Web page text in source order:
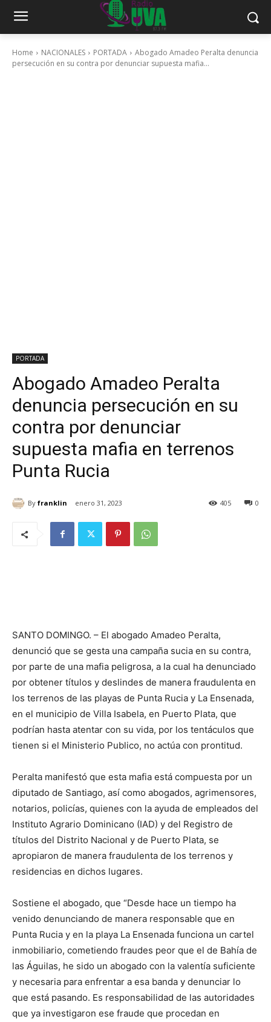
Home NACIONALES PORTADA
Abogado Amadeo Peralta denuncia
persecución en su contra por denunciar supuesta mafia...
PORTADA
Abogado Amadeo Peralta
denuncia persecución en su
contra por denunciar
supuesta mafia en terrenos
Punta Rucia
By franklin enero 31, 2023 0
405
SANTO DOMINGO. – El abogado Amadeo Peralta,
denunció que se gesta una campaña sucia en su contra,
por parte de una mafia peligrosa, a la cual ha denunciado
por obtener títulos y deslindes de manera fraudulenta en
los terrenos de las playas de Punta Rucia y La Ensenada,
en el municipio de Villa Isabela, en Puerto Plata, que
podrían hasta atentar con su vida, por los tentáculos que
tienen si el Ministerio Publico, no actúa con prontitud.
Peralta manifestó que esta mafia está compuesta por un
diputado de Santiago, así como abogados, agrimensores,
notarios, policías, quienes con la ayuda de empleados del
Instituto Agrario Dominicano (IAD) y del Registro de
títulos del Distrito Nacional y de Puerto Plata, se
apropiaron de manera fraudulenta de los terrenos y
residencias en dichos lugares.
Sostiene el abogado, que “Desde hace un tiempo ha
venido denunciando de manera responsable que en
Punta Rucia y en la playa La Ensenada funciona un cartel
inmobiliario, cometiendo fraudes peor que el de Bahía de
las Águilas, he sido un abogado con la valentía suficiente
y necesaria para enfrentar a esa banda y denunciar lo
que está pasando. Es responsabilidad de las autoridades
que ya investigaron ese fraude que procedan en